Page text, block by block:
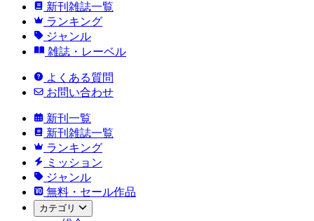
新刊雑誌一覧
ランキング
ジャンル
雑誌・レーベル
よくある質問
お問い合わせ
新刊一覧
新刊雑誌一覧
ランキング
ミッション
ジャンル
無料・セール作品
カテゴリ